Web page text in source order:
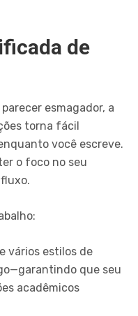
de
esmagador, a
torna fácil
você escreve.
o foco no seu
vários estilos de
que seu
acadêmicos